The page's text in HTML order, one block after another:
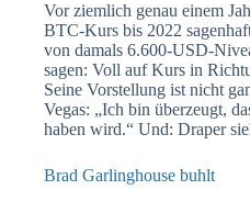
Vor ziemlich genau einem
BTC-Kurs bis 2022
von damals 6.600-USD-
sagen: Voll auf Kurs in
Seine Vorstellung ist nicht
Vegas: „Ich bin überzeugt,
haben wird.“ Und: Draper
Brad Garlinghouse buhlt